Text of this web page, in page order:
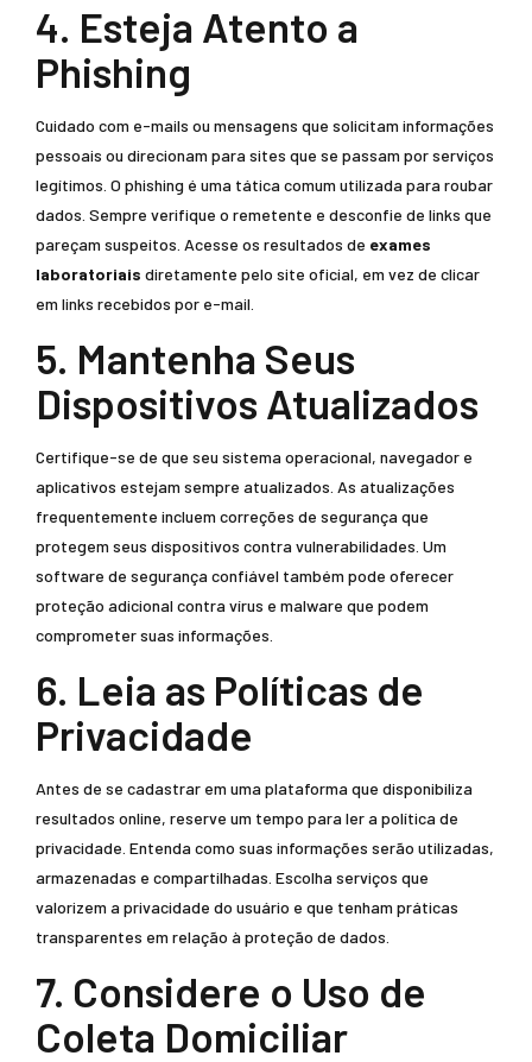
4. Esteja Atento a
Phishing
Cuidado com e-mails ou mensagens que solicitam informações
pessoais ou direcionam para sites que se passam por serviços
legítimos. O phishing é uma tática comum utilizada para roubar
dados. Sempre verifique o remetente e desconfie de links que
pareçam suspeitos. Acesse os resultados de exames
laboratoriais diretamente pelo site oficial, em vez de clicar
em links recebidos por e-mail.
5. Mantenha Seus
Dispositivos Atualizados
Certifique-se de que seu sistema operacional, navegador e
aplicativos estejam sempre atualizados. As atualizações
frequentemente incluem correções de segurança que
protegem seus dispositivos contra vulnerabilidades. Um
software de segurança confiável também pode oferecer
proteção adicional contra vírus e malware que podem
comprometer suas informações.
6. Leia as Políticas de
Privacidade
Antes de se cadastrar em uma plataforma que disponibiliza
resultados online, reserve um tempo para ler a política de
privacidade. Entenda como suas informações serão utilizadas,
armazenadas e compartilhadas. Escolha serviços que
valorizem a privacidade do usuário e que tenham práticas
transparentes em relação à proteção de dados.
7. Considere o Uso de
Coleta Domiciliar